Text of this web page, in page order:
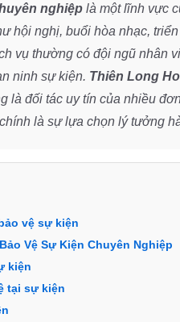
nghiệp là một lĩnh vực
hội nghị, buổi hòa nhạc,
vụ thường có đội ngũ nhân
ninh sự kiện. Thiên Long
là đối tác uy tín của nhiều
chính là sự lựa chọn lý tưởng
vệ sự kiện
Vệ Sự Kiện Chuyên Nghiệp
kiện
tại sự kiện